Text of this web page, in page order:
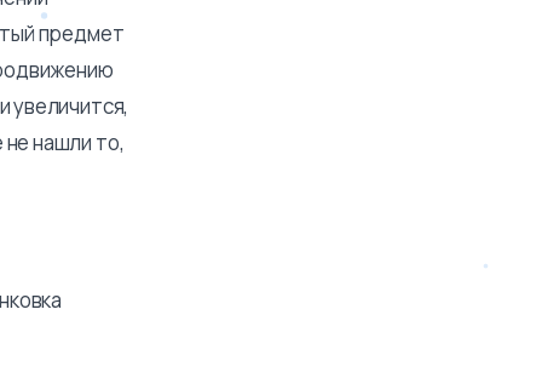
предмет
увеличится,
нашли то,